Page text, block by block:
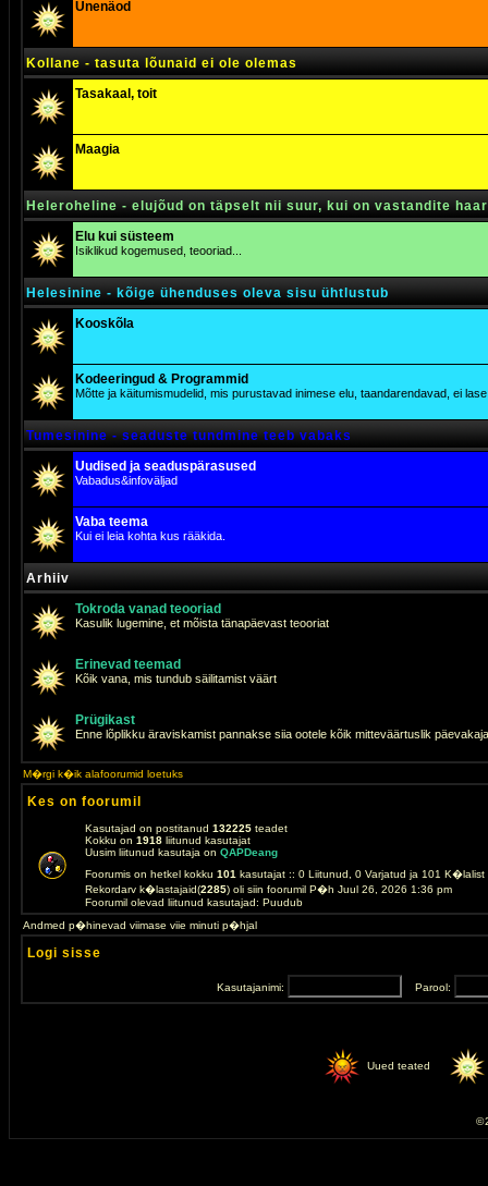
Unenäod
Kollane - tasuta lõunaid ei ole olemas
Tasakaal, toit
Maagia
Heleroheline - elujõud on täpselt nii suur, kui on vastandite
Elu kui süsteem
Isiklikud kogemused, teooriad...
Helesinine - kõige ühenduses oleva sisu ühtlustub
Kooskõla
Kodeeringud & Programmid
Mõtte ja käitumismudelid, mis purustavad inimese elu, taandarendavad, ei
Tumesinine - seaduste tundmine teeb vabaks
Uudised ja seaduspärasused
Vabadus&infoväljad
Vaba teema
Kui ei leia kohta kus rääkida.
Arhiiv
Tokroda vanad teooriad
Kasulik lugemine, et mõista tänapäevast teooriat
Erinevad teemad
Kõik vana, mis tundub säilitamist väärt
Prügikast
Enne lõplikku äraviskamist pannakse siia ootele kõik mitteväärtuslik
M�rgi k�ik alafoorumid loetuks
Kes on foorumil
Kasutajad on postitanud 132225 teadet
Kokku on 1918 liitunud kasutajat
Uusim liitunud kasutaja on QAPDeang
Foorumis on hetkel kokku 101 kasutajat :: 0 Liitunud, 0 Varjatud ja 101
Rekordarv k�lastajaid(2285) oli siin foorumil P�h Juul 26, 2026 1:36 pm
Foorumil olevad liitunud kasutajad: Puudub
Andmed p�hinevad viimase viie minuti p�hjal
Logi sisse
Kasutajanimi: Parool:
Uued teated
©